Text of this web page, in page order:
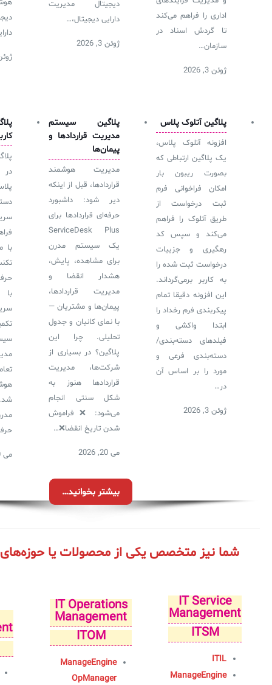
اداری را فراهم می‌کند
تا گردش اسناد در
سازمان…
ژوئن 3, 2026
دیجیتال مدیریت
دارایی دیجیتال،…
ژوئن 3, 2026
ژوئن 3,
پلاگین آتلوک‌ پلاس
افزونه آتلوک‌ پلاس،
یک پلاگین ارتباطی که
بصورت ریبون بار
امکان فراخوانی فرم
ثبت درخواست از
طریق آتلوک را فراهم
می‌کند و سپس کد
رهگیری و جزییات
درخواست ثبت شده را
به کاربر برمی‌گرداند.
این افزونه دقیقا تمام
پیکربندی فرم رخداد را
ابتدا واکشی و
فیلدهای دسته‌بندی/
دسته‌بندی فرعی و
مورد را بر اساس آن
در…
ژوئن 3, 2026
پلاگین سیستم
مدیریت قراردادها و
پیمان‌ها
مدیریت هوشمند
قراردادها، قبل از اینکه
دیر شود: داشبورد
حرفه‌ای قراردادها برای
ServiceDesk Plus
یک سیستم مدرن
برای مشاهده، پایش،
هشدار انقضا و
مدیریت قراردادها،
پیمان‌ها و مشتریان —
با نمای کانبان و جدول
تحلیلی. چرا این
پلاگین؟ در بسیاری از
شرکت‌ها، مدیریت
قراردادها هنوز به
شکل سنتی انجام
می‌شود: ❌ فراموش
شدن تاریخ انقضا❌…
می 20, 2026
با
با
می 20, 2026
بیشتر بخوانید…
شما نیز متخصص یکی از محصولات یا حوزه‌های
IT Service
Management
ITSM
ITIL
ManageEngine
IT Operations
Management
ITOM
ManageEngine
OpManager